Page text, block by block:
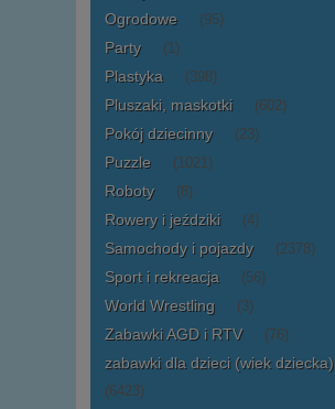
Ogrodowe (95)
Party (1)
Plastyka (398)
Pluszaki, maskotki (602)
Pokój dziecinny (23)
Puzzle (1021)
Roboty (8)
Rowery i jeździki (4)
Samochody i pojazdy (2378)
Sport i rekreacja (56)
World Wrestling (3)
Zabawki AGD i RTV (76)
zabawki dla dzieci (wiek dziecka)
(6423)